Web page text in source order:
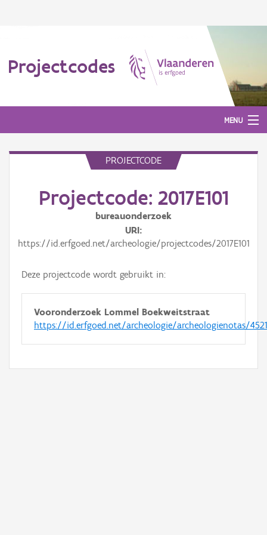
Projectcodes
MENU
PROJECTCODE
Projectcode: 2017E101
bureauonderzoek
URI
https://id.erfgoed.net/archeologie/projectcodes/2017E101
Deze projectcode wordt gebruikt in:
Vooronderzoek Lommel Boekweitstraat
https://id.erfgoed.net/archeologie/archeologienotas/4521